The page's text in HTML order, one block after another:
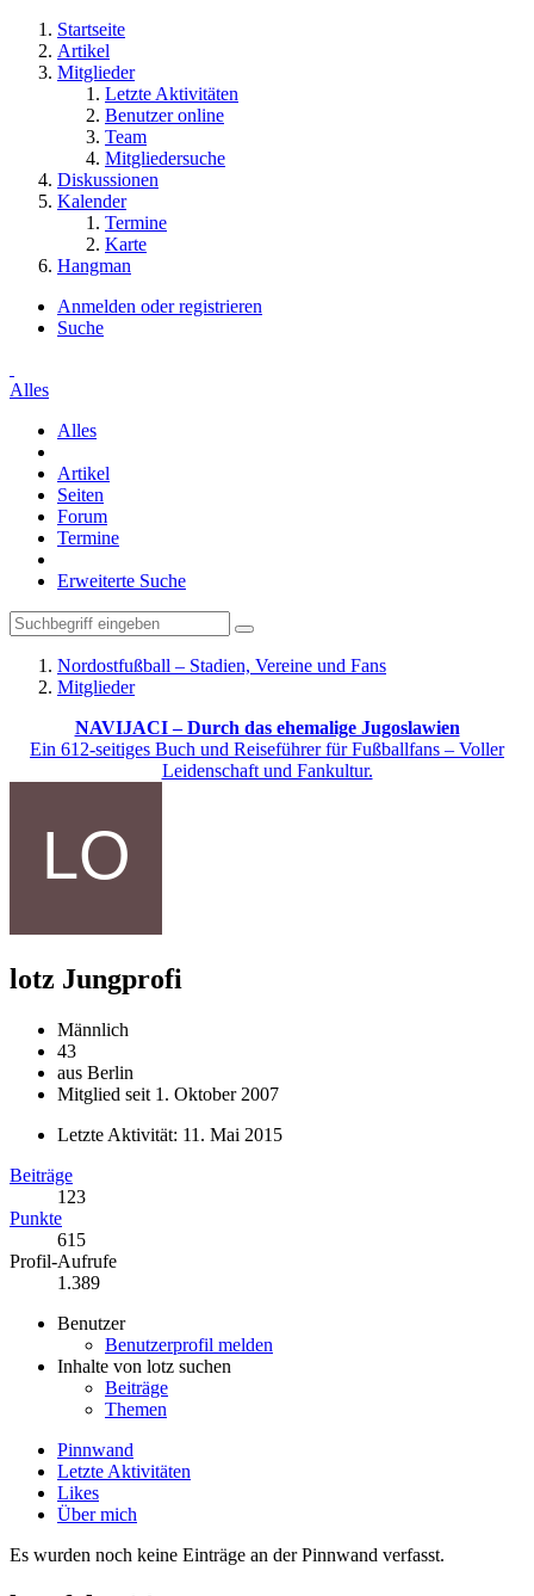
Startseite
Artikel
Mitglieder
Letzte Aktivitäten
Benutzer online
Team
Mitgliedersuche
Diskussionen
Kalender
Termine
Karte
Hangman
Anmelden oder registrieren
Suche
Alles
Alles
Artikel
Seiten
Forum
Termine
Erweiterte Suche
Nordostfußball – Stadien, Vereine und Fans
Mitglieder
NAVIJACI – Durch das ehemalige Jugoslawien
Ein 612-seitiges Buch und Reiseführer für Fußballfans – Voller
Leidenschaft und Fankultur.
lotz Jungprofi
Männlich
43
aus Berlin
Mitglied seit 1. Oktober 2007
Letzte Aktivität: 11. Mai 2015
Beiträge
123
Punkte
615
Profil-Aufrufe
1.389
Benutzer
Benutzerprofil melden
Inhalte von lotz suchen
Beiträge
Themen
Pinnwand
Letzte Aktivitäten
Likes
Über mich
Es wurden noch keine Einträge an der Pinnwand verfasst.